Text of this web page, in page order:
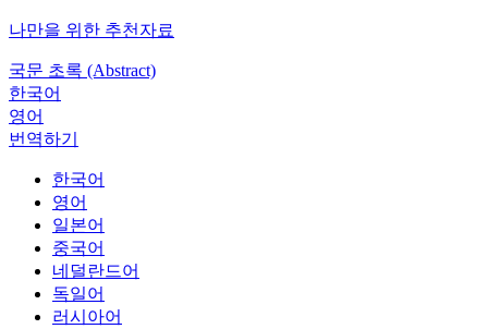
나만을 위한 추천자료
국문 초록 (Abstract)
한국어
영어
번역하기
한국어
영어
일본어
중국어
네덜란드어
독일어
러시아어